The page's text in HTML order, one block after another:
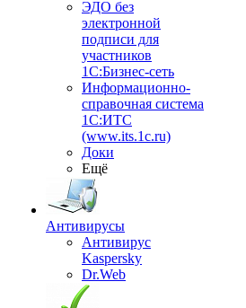
ЭДО без
электронной
подписи для
участников
1С:Бизнес-сеть
Информационно-
справочная система
1С:ИТС
(www.its.1c.ru)
Доки
Ещё
Антивирусы
Антивирус
Kaspersky
Dr.Web